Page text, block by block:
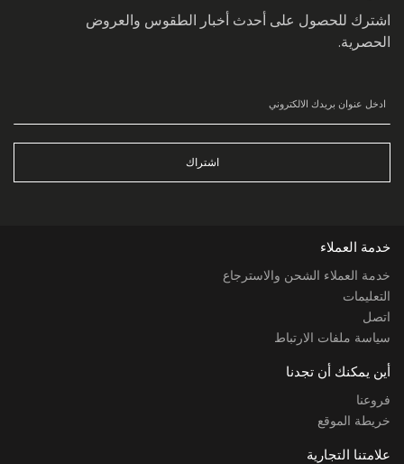
اشترك للحصول على أحدث أخبار الطقوس والعروض
الحصرية.
اشتراك
خدمة العملاء
خدمة العملاء الشحن والاسترجاع
التعليمات
اتصل
سياسة ملفات الارتباط
أين يمكنك أن تجدنا
فروعنا
خريطة الموقع
علامتنا التجارية